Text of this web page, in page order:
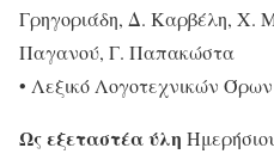
Γρηγοριάδη, Δ. Καρβέλη, Χ.
Παγανού, Γ. Παπακώστα
• Λεξικό Λογοτεχνικών
Ως εξεταστέα ύλη